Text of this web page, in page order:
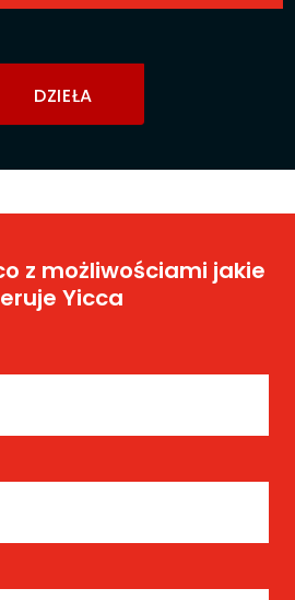
DZIEŁA
z możliwościami jakie
Yicca